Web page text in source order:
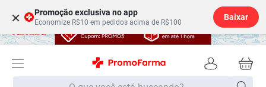
× Promoção exclusiva no app
Economize R$10 em pedidos acima de R$100
Baixar
O que você está buscando?